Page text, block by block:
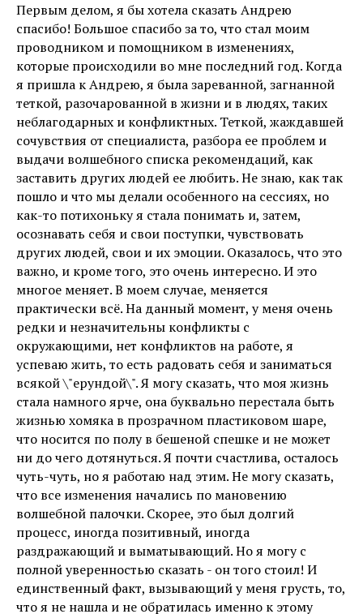
Первым делом, я бы хотела сказать Андрею
спасибо! Большое спасибо за то, что стал моим
проводником и помощником в изменениях,
которые происходили во мне последний год. Когда
я пришла к Андрею, я была зареванной, загнанной
теткой, разочарованной в жизни и в людях, таких
неблагодарных и конфликтных. Теткой, жаждавшей
сочувствия от специалиста, разбора ее проблем и
выдачи волшебного списка рекомендаций, как
заставить других людей ее любить. Не знаю, как так
пошло и что мы делали особенного на сессиях, но
как-то потихоньку я стала понимать и, затем,
осознавать себя и свои поступки, чувствовать
других людей, свои и их эмоции. Оказалось, что это
важно, и кроме того, это очень интересно. И это
многое меняет. В моем случае, меняется
практически всё. На данный момент, у меня очень
редки и незначительны конфликты с
окружающими, нет конфликтов на работе, я
успеваю жить, то есть радовать себя и заниматься
всякой \"ерундой\". Я могу сказать, что моя жизнь
стала намного ярче, она буквально перестала быть
жизнью хомяка в прозрачном пластиковом шаре,
что носится по полу в бешеной спешке и не может
ни до чего дотянуться. Я почти счастлива, осталось
чуть-чуть, но я работаю над этим. Не могу сказать,
что все изменения начались по мановению
волшебной палочки. Скорее, это был долгий
процесс, иногда позитивный, иногда
раздражающий и выматывающий. Но я могу с
полной уверенностью сказать - он того стоил! И
единственный факт, вызывающий у меня грусть, то,
что я не нашла и не обратилась именно к этому